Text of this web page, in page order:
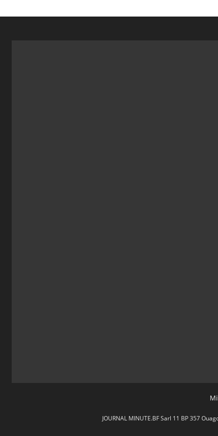
JOURNAL MINUTE.BF Sarl 11 BP 357